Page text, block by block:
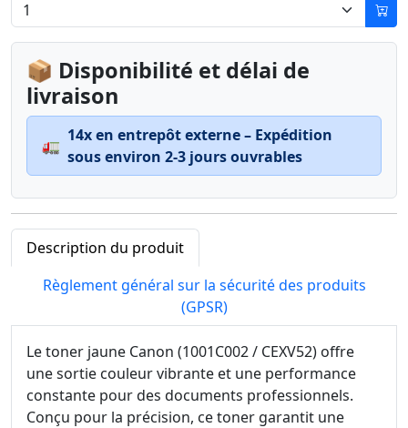
📦 Disponibilité et délai de
livraison
🚛
14x en entrepôt externe – Expédition
sous environ 2-3 jours ouvrables
Description du produit
Règlement général sur la sécurité des produits
(GPSR)
Le toner jaune Canon (1001C002 / CEXV52) offre
une sortie couleur vibrante et une performance
constante pour des documents professionnels.
Conçu pour la précision, ce toner garantit une